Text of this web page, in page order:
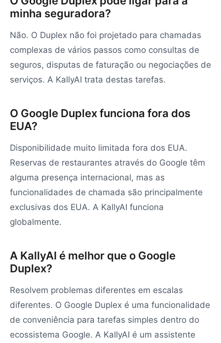
minha seguradora?
Não. O Duplex não foi projetado para chamadas
complexas de vários passos como consultas de
seguros, disputas de faturação ou negociações de
serviços. A KallyAI trata destas tarefas.
O Google Duplex funciona fora dos
EUA?
Disponibilidade muito limitada fora dos EUA.
Reservas de restaurantes através do Google têm
alguma presença internacional, mas as
funcionalidades de chamada são principalmente
exclusivas dos EUA. A KallyAI funciona
globalmente.
A KallyAI é melhor que o Google
Duplex?
Resolvem problemas diferentes em escalas
diferentes. O Google Duplex é uma funcionalidade
de conveniência para tarefas simples dentro do
ecossistema Google. A KallyAI é um assistente